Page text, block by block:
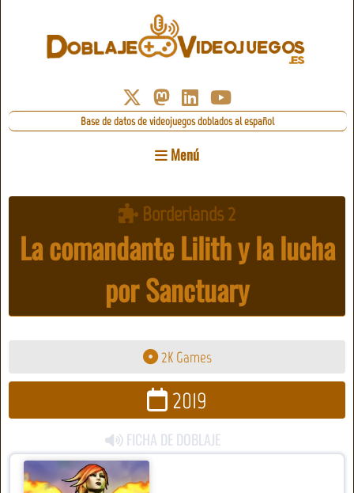
Base de datos de videojuegos doblados al español
Menú
Borderlands 2
La comandante Lilith y la lucha
por Sanctuary
2K Games
2019
FICHA DE DOBLAJE